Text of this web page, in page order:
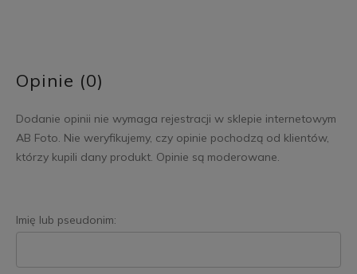
Opinie (0)
Dodanie opinii nie wymaga rejestracji w sklepie internetowym
AB Foto. Nie weryfikujemy, czy opinie pochodzą od klientów,
którzy kupili dany produkt. Opinie są moderowane.
Imię lub pseudonim: